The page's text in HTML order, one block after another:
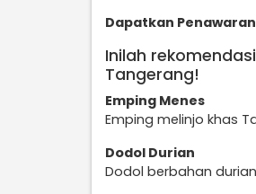
Dapatkan
Inilah
Tangerang!
Emping Menes
Emping melinjo khas
Dodol Durian
Dodol berbahan